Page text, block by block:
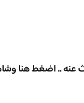
عنه .. اضغط هنا